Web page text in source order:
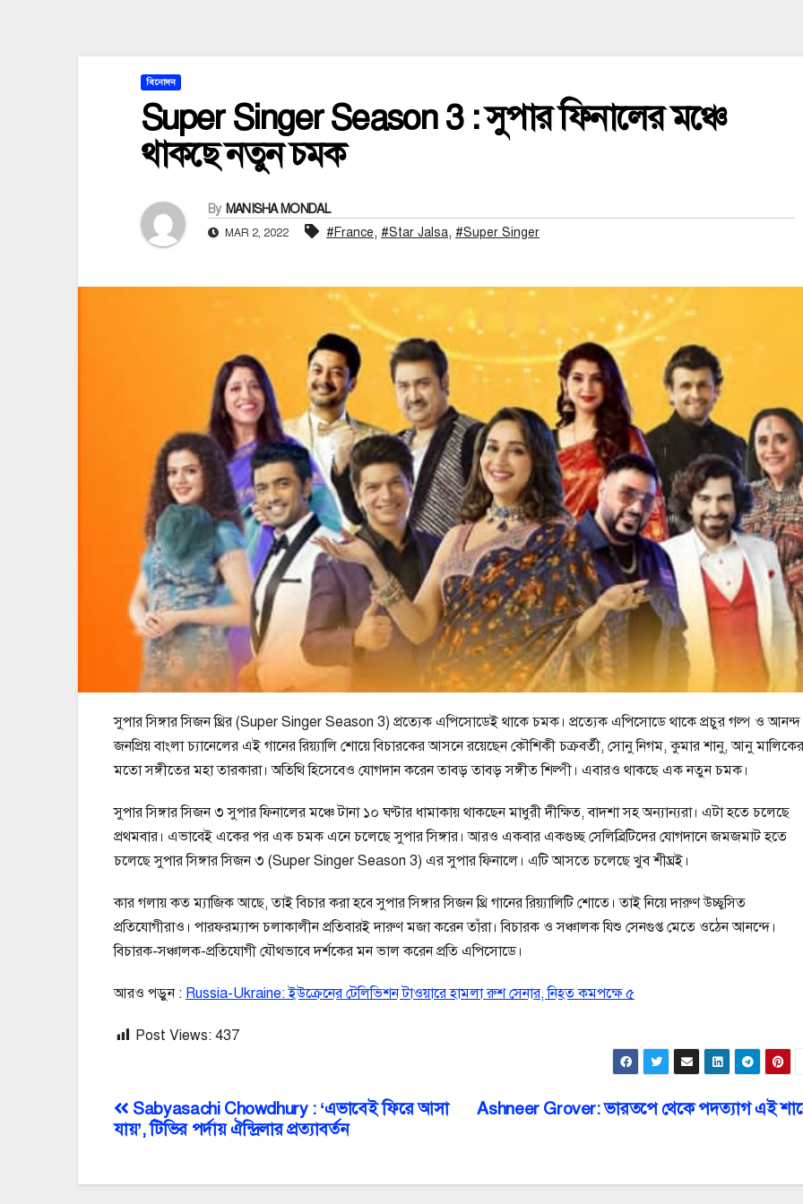
বিনোদন
Super Singer Season 3 : সুপার ফিনালের মঞ্চে
থাকছে নতুন চমক
By MANISHA MONDAL
MAR 2, 2022 #France, #Star Jalsa, #Super Singer
সুপার সিঙ্গার সিজন থ্রির (Super Singer Season 3) প্রত্যেক এপিসোডেই থাকে চমক। প্রত্যেক এপিসোডে থাকে প্রচুর গল্প ও
জনপ্রিয় বাংলা চ্যানেলের এই গানের রিয়্যালি শোয়ে বিচারকের আসনে রয়েছেন কৌশিকী চক্রবর্তী, সোনু নিগম, কুমার শানু, আনু মালিকের
মতো সঙ্গীতের মহা তারকারা। অতিথি হিসেবেও যোগদান করেন তাবড় তাবড় সঙ্গীত শিল্পী। এবারও থাকছে এক নতুন চমক।
সুপার সিঙ্গার সিজন ৩ সুপার ফিনালের মঞ্চে টানা ১০ ঘণ্টার ধামাকায় থাকছেন মাধুরী দীক্ষিত, বাদশা সহ অন্যান্যরা। এটা হতে চলেছে
প্রথমবার। এভাবেই একের পর এক চমক এনে চলেছে সুপার সিঙ্গার। আরও একবার একগুচ্ছ সেলিব্রিটিদের যোগদানে জমজমাট হতে
চলেছে সুপার সিঙ্গার সিজন ৩ (Super Singer Season 3) এর সুপার ফিনালে। এটি আসতে চলেছে খুব শীঘ্রই।
কার গলায় কত ম্যাজিক আছে, তাই বিচার করা হবে সুপার সিঙ্গার সিজন থ্রি গানের রিয়্যালিটি শোতে। তাই নিয়ে দারুণ উচ্ছ্বসিত
প্রতিযোগীরাও। পারফরম্যান্স চলাকালীন প্রতিবারই দারুণ মজা করেন তাঁরা। বিচারক ও সঞ্চালক যিশু সেনগুপ্ত মেতে ওঠেন আনন্দে।
বিচারক-সঞ্চালক-প্রতিযোগী যৌথভাবে দর্শকের মন ভাল করেন প্রতি এপিসোডে।
আরও পড়ুন : Russia-Ukraine: ইউক্রেনের টেলিভিশন টাওয়ারে হামলা রুশ সেনার, নিহত কমপক্ষে ৫
Post Views: 437
Post
Ashneer Grover: ভারতপে থেকে পদত্যাগ এই
Sabyasachi Chowdhury : ‘এভাবেই ফিরে আসা
যায়’, টিভির পর্দায় ঐন্দ্রিলার প্রত্যাবর্তন